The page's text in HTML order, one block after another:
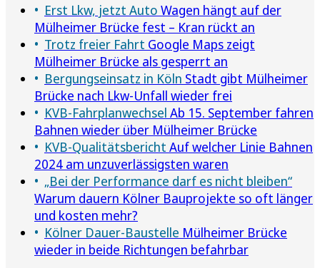
Erst Lkw, jetzt Auto Wagen hängt auf der
Mülheimer Brücke fest – Kran rückt an
Trotz freier Fahrt Google Maps zeigt
Mülheimer Brücke als gesperrt an
Bergungseinsatz in Köln Stadt gibt Mülheimer
Brücke nach Lkw-Unfall wieder frei
KVB-Fahrplanwechsel Ab 15. September fahren
Bahnen wieder über Mülheimer Brücke
KVB-Qualitätsbericht Auf welcher Linie Bahnen
2024 am unzuverlässigsten waren
„Bei der Performance darf es nicht bleiben“
Warum dauern Kölner Bauprojekte so oft länger
und kosten mehr?
Kölner Dauer-Baustelle Mülheimer Brücke
wieder in beide Richtungen befahrbar